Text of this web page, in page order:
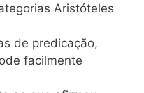
Aristóteles
de predicação,
facilmente